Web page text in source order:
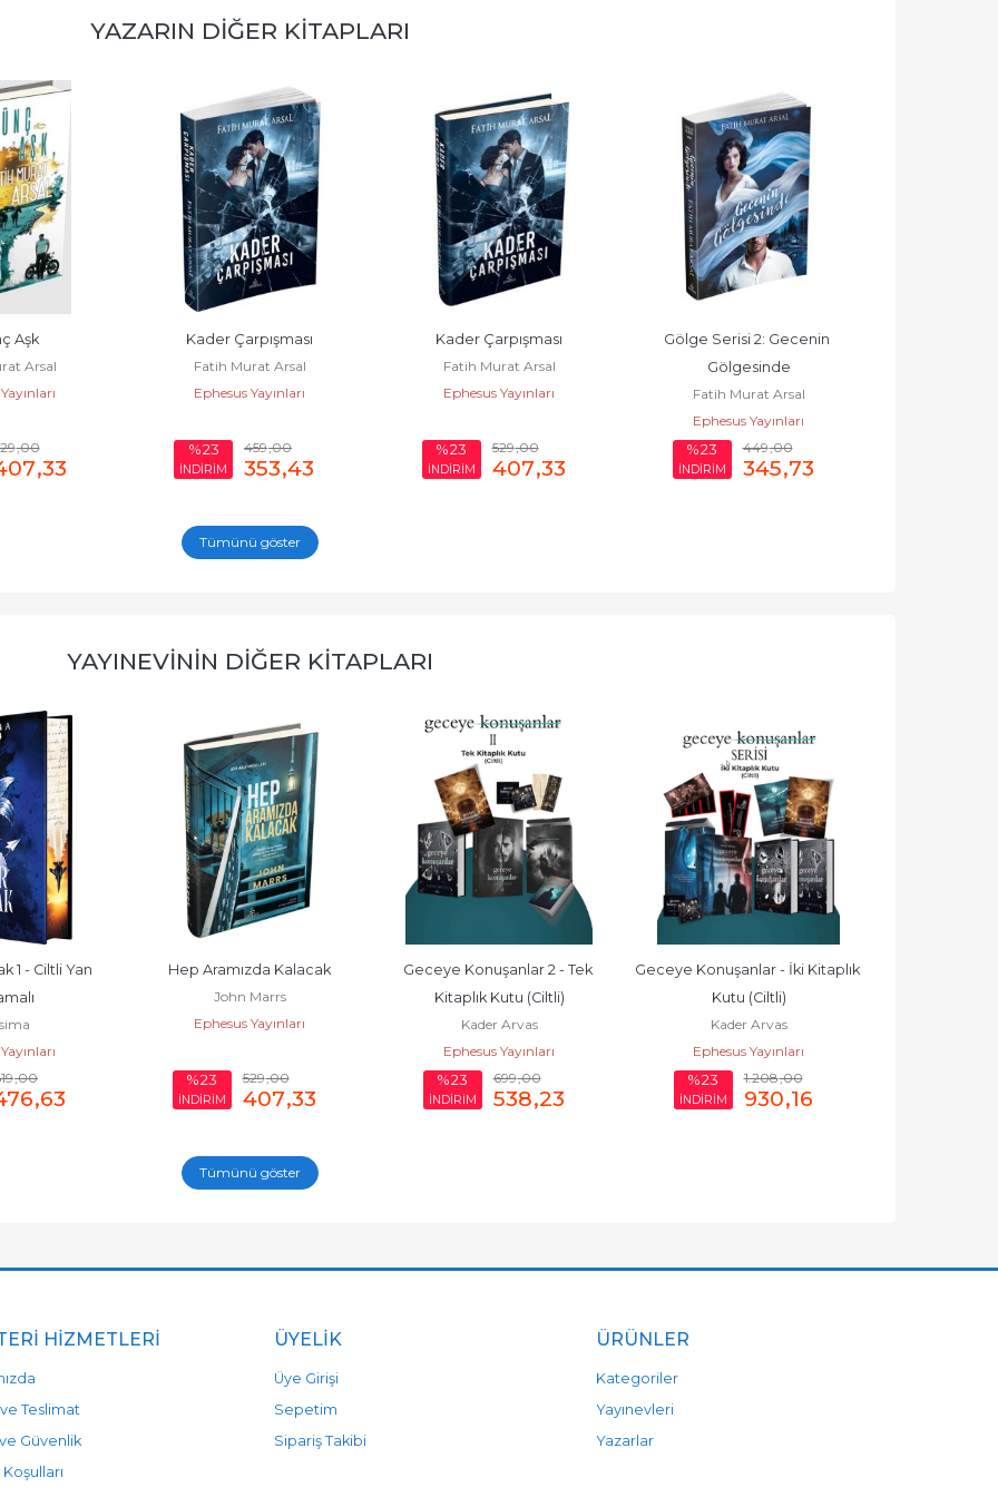
YAZARIN DIĞER KITAPLARI
Aşk
Arsal
,00
,33
Kader Çarpışması
Fatih Murat Arsal
Ephesus Yayınları
%23
İNDİRİM
459,00
353,43
Kader Çarpışması
Fatih Murat Arsal
Ephesus Yayınları
%23
İNDİRİM
529,00
407,33
Gölge Serisi 2: Gecenin
Gölgesinde
Fatih Murat Arsal
Ephesus Yayınları
%23
İNDİRİM
449,00
345,73
Tümünü göster
YAYINEVININ DIĞER KITAPLARI
1 - Ciltli Yan
,00
,63
Hep Aramızda Kalacak
John Marrs
Ephesus Yayınları
%23
İNDİRİM
529,00
407,33
Geceye Konuşanlar 2 - Tek
Kitaplık Kutu (Ciltli)
Kader Arvas
Ephesus Yayınları
%23
İNDİRİM
699,00
538,23
Geceye Konuşanlar - İki Kitaplık
Kutu (Ciltli)
Kader Arvas
Ephesus Yayınları
%23
İNDİRİM
1.208,00
930,16
Tümünü göster
HIZMETLERI
Teslimat
Güvenlik
ÜYELIK
Üye Girişi
Sepetim
Sipariş Takibi
ÜRÜNLER
Kategoriler
Yayınevleri
Yazarlar